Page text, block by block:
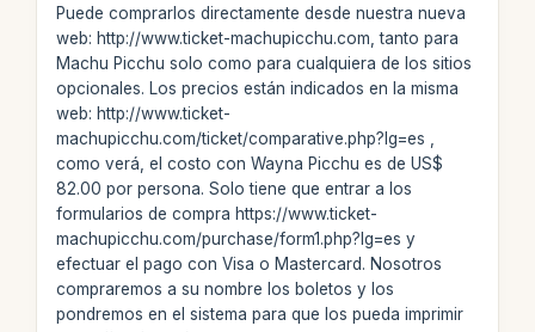
Puede comprarlos directamente desde nuestra nueva
web: http://www.ticket-machupicchu.com, tanto para
Machu Picchu solo como para cualquiera de los sitios
opcionales. Los precios están indicados en la misma
web: http://www.ticket-
machupicchu.com/ticket/comparative.php?lg=es ,
como verá, el costo con Wayna Picchu es de US$
82.00 por persona. Solo tiene que entrar a los
formularios de compra https://www.ticket-
machupicchu.com/purchase/form1.php?lg=es y
efectuar el pago con Visa o Mastercard. Nosotros
compraremos a su nombre los boletos y los
pondremos en el sistema para que los pueda imprimir